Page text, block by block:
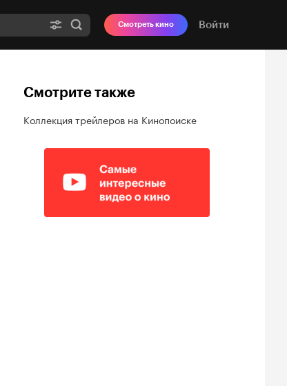
Смотреть кино Войти
Смотрите также
Коллекция трейлеров на Кинопоиске